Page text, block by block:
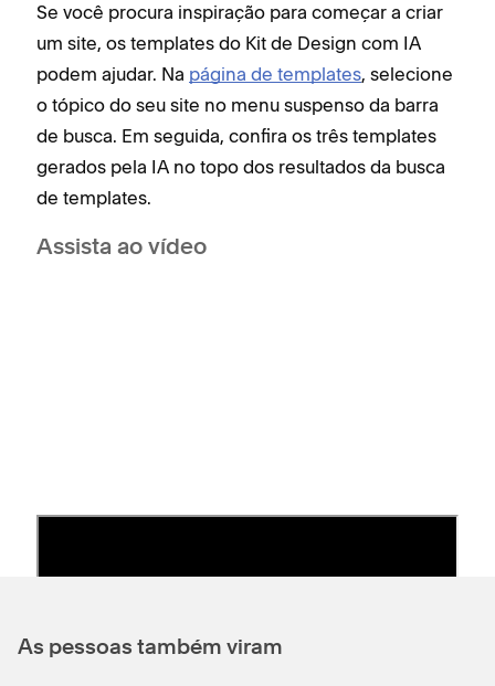
Se você procura inspiração para começar a criar
um site, os templates do Kit de Design com IA
podem ajudar. Na página de templates, selecione
o tópico do seu site no menu suspenso da barra
de busca. Em seguida, confira os três templates
gerados pela IA no topo dos resultados da busca
de templates.
Assista ao vídeo
As pessoas também viram